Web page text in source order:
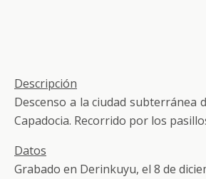
Descripción
Descenso a la ciudad subterránea
Capadocia. Recorrido por los
Datos
Grabado en Derinkuyu, el 8 de